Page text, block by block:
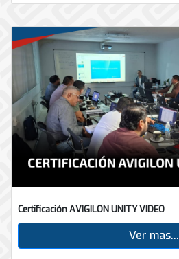
Certificación AVIGILON UNITY VIDEO
Ver mas...